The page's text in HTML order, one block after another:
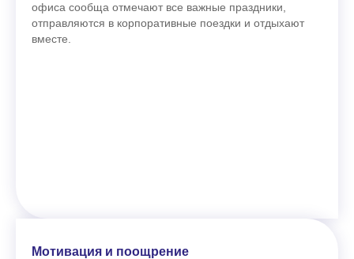
офиса сообща отмечают все важные праздники,
отправляются в корпоративные поездки и отдыхают
вместе.
Мотивация и поощрение